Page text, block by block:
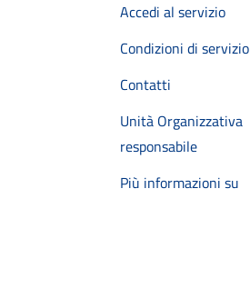
Accedi al servizio
Condizioni di servizio
Contatti
Unità Organizzativa
responsabile
Più informazioni su